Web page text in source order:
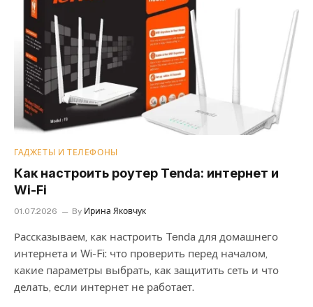
ГАДЖЕТЫ И ТЕЛЕФОНЫ
Как настроить роутер Tenda: интернет и
Wi-Fi
01.07.2026 By Ирина Яковчук
Рассказываем, как настроить Tenda для домашнего
интернета и Wi-Fi: что проверить перед началом,
какие параметры выбрать, как защитить сеть и что
делать, если интернет не работает.